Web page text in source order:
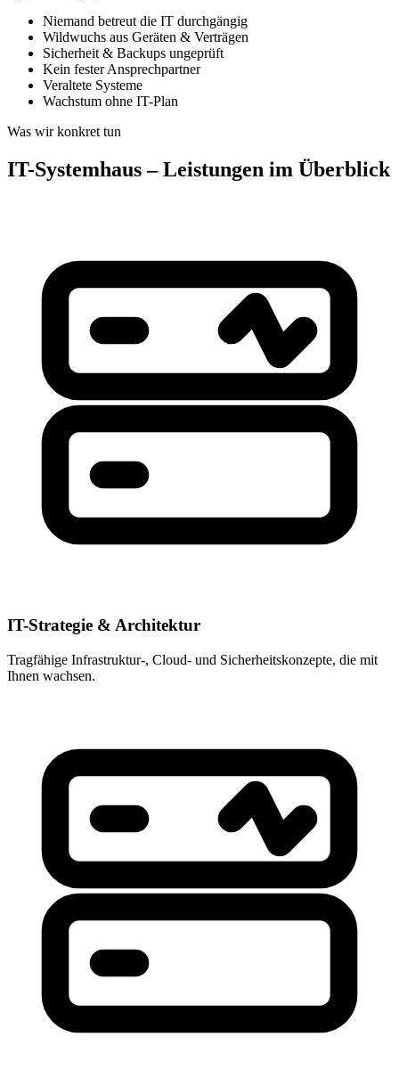
Niemand betreut die IT durchgängig
Wildwuchs aus Geräten & Verträgen
Sicherheit & Backups ungeprüft
Kein fester Ansprechpartner
Veraltete Systeme
Wachstum ohne IT-Plan
Was wir konkret tun
IT-Systemhaus – Leistungen im Überblick
IT-Strategie & Architektur
Tragfähige Infrastruktur-, Cloud- und Sicherheitskonzepte, die mit
Ihnen wachsen.